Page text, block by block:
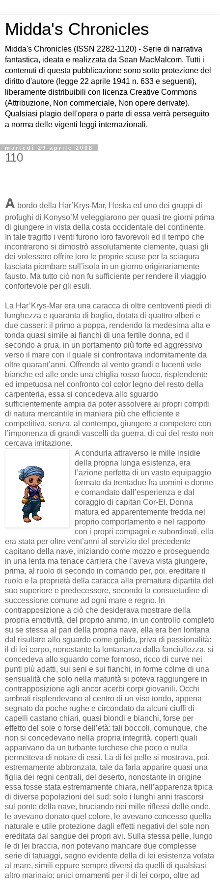
Midda's Chronicles
Midda's Chronicles (ISSN 2282-1120) - Serie di narrativa
fantastica, ideata e realizzata da Sean MacMalcom. Tutti i
contenuti di questa pubblicazione sono sotto protezione del
diritto d'autore (legge 22 aprile 1941 n. 633 e seguenti),
liberamente distribuibili con licenza Creative Commons
(Attribuzione, Non commerciale, Non opere derivate).
Qualsiasi plagio dell'opera o parte di essa verrà perseguito
a norma delle vigenti leggi internazionali.
martedì 29 aprile 2008
110
A bordo della Har’Krys-Mar, Heska ed uno dei gruppi di
profughi di Konyso’M veleggiarono per quasi tre giorni prima
di giungere in vista della costa occidentale del continente.
In tale tragitto i venti furono loro favorevoli ed il tempo che
incontrarono si dimostrò assolutamente clemente, quasi gli
dei volessero offrire loro le proprie scuse per la sciagura
lasciata piombare sull’isola in un giorno originariamente
fausto. Ma tutto ciò non fu sufficiente per rendere il viaggio
confortevole per gli esuli.
La Har’Krys-Mar era una caracca di oltre centoventi piedi di
lunghezza e quaranta di baglio, dotata di quattro alberi e
due casseri: il primo a poppa, rendendo la medesima alta e
tonda quasi simile ai fianchi di una fertile donna, ed il
secondo a prua, in un portamento più forte ed aggressivo
verso il mare con il quale si confrontava indomitamente da
oltre quarant’anni. Offrendo al vento grandi e lucenti vele
bianche ed alle onde una chiglia rosso fuoco, risplendente
ed impetuosa nel confronto col color legno del resto della
carpenteria, essa si concedeva allo sguardo
sufficientemente ampia da poter assolvere ai propri compiti
di natura mercantile in maniera più che efficiente e
competitiva, senza, al contempo, giungere a competere con
l’imponenza di grandi vascelli da guerra, di cui del resto non
cercava imitazione.
A condurla attraverso le mille insidie
della propria lunga esistenza, era
l’azione perfetta di un vasto equipaggio
formato da trentadue fra uomini e donne
e comandato dall’esperienza e dal
coraggio di capitan Cor-El. Donna
matura ed apparentemente fredda nel
proprio comportamento e nel rapporto
con i propri compagni e subordinati, ella
era stata per oltre vent’anni al servizio del precedente
capitano della nave, iniziando come mozzo e proseguendo
in una lenta ma tenace carriera che l’aveva vista giungere,
prima, al ruolo di secondo in comando per, poi, ereditare il
ruolo e la proprietà della caracca alla prematura dipartita del
suo superiore e predecessore, secondo la consuetudine di
successione comune ad ogni mare e regno. In
contrapposizione a ciò che desiderava mostrare della
propria emotività, del proprio animo, in un controllo completo
su se stessa al pari della propria nave, ella era ben lontana
dal risultare allo sguardo come gelida, priva di passionalità:
il di lei corpo, nonostante la lontananza dalla fanciullezza, si
concedeva allo sguardo come formoso, ricco di curve nei
punti più adatti, sui seni e sui fianchi, in forme colme di una
sensualità che solo nella maturità si poteva raggiungere in
contrapposizione agli ancor acerbi corpi giovanili. Occhi
ambrati risplendevano al centro di un viso tondo, appena
segnato da poche rughe e circondato da alcuni ciuffi di
capelli castano chiari, quasi biondi e bianchi, forse per
effetto del sole o forse dell’età: tali boccoli, comunque, che
non si concedevano nella propria integrità, coperti quali
apparivano da un turbante turchese che poco o nulla
permetteva di notare di essi. La di lei pelle si mostrava, poi,
estremamente abbronzata, tale da farla apparire quasi una
figlia dei regni centrali, del deserto, nonostante in origine
essa fosse stata estremamente chiara, nell’apparenza tipica
di diverse popolazioni del sud: solo i lunghi anni trascorsi
sul ponte della nave, bruciando nei mille riflessi delle onde,
le avevano donato quel colore, le avevano concesso quella
naturale e utile protezione dagli effetti negativi del sole non
ereditata dal sangue dei propri avi. Sulla stessa pelle, lungo
le di lei braccia, non potevano mancare due complesse
serie di tatuaggi, segno evidente della di lei esistenza votata
al mare, simili eppure sempre diversi da quelli di qualsiasi
altro marinaio: unici ornamenti per il di lei corpo, oltre ad